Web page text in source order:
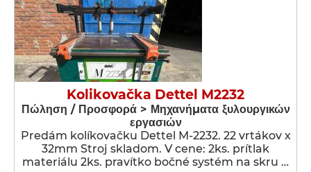
Kolikovačka Dettel M2232
Πώληση / Προσφορά > Μηχανήματα ξυλουργικών
εργασιών
Predám kolíkovačku Dettel M-2232. 22 vrtákov x
32mm Stroj skladom. V cene: 2ks. prítlak
materiálu 2ks. pravítko bočné systém na skru …